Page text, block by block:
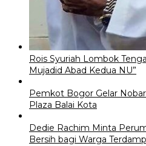
Rois Syuriah Lombok
Mujadid Abad Kedua NU”
Pemkot Bogor Gelar
Plaza Balai Kota
Dedie Rachim Minta
Bersih bagi Warga